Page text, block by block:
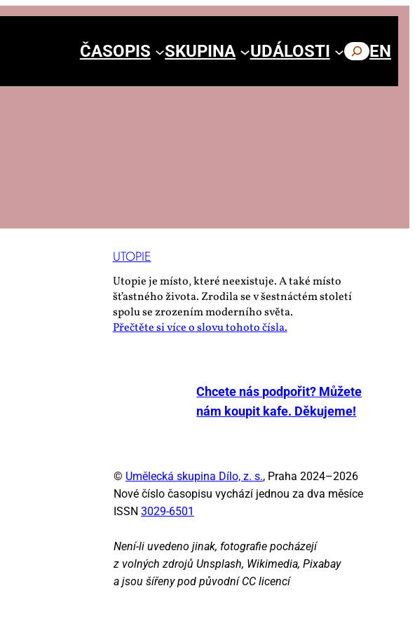
ČASOPIS SKUPINA UDÁLOSTI HLEDAT
EN
UTO­PIE
Utopie je místo, které neexistuje. A také místo
šťastného života. Zrodila se v šestnáctém století
spolu se zrozením moderního světa.
Přečtěte si více o slovu tohoto čísla.
Chcete nás podpořit? Můžete
nám koupit kafe. Děkujeme!
© Umělecká skupina Dílo, z. s., Praha 2024–2026
Nové číslo časopisu vychází jednou za dva měsíce
ISSN 3029-6501
Není-li uvedeno jinak, fotografie pocházejí
z volných zdrojů Unsplash, Wikimedia, Pixabay
a jsou šířeny pod původní CC licencí